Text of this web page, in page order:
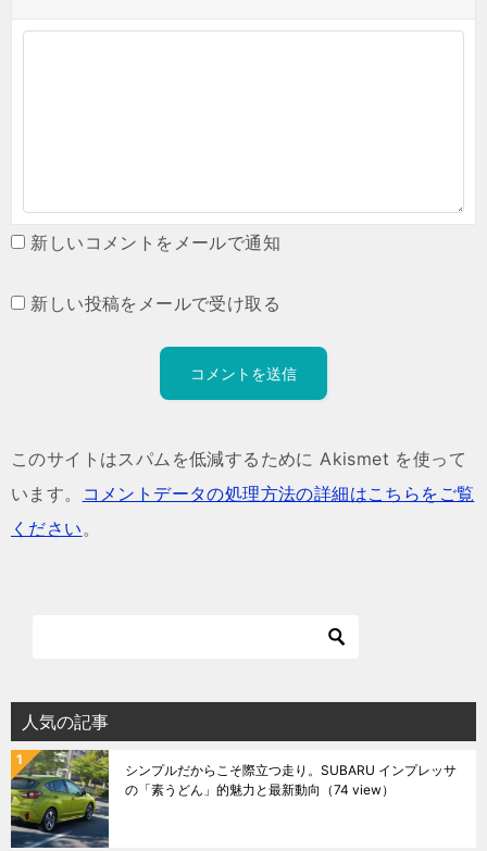
新しいコメントをメールで通知
新しい投稿をメールで受け取る
このサイトはスパムを低減するために Akismet を使って
います。
コメントデータの処理方法の詳細はこちらをご覧
ください。
人気の記事
シンプルだからこそ際立つ走り。SUBARU インプレッサ
の「素うどん」的魅力と最新動向 （74 view）